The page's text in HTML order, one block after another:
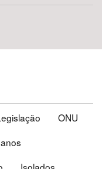
ONU